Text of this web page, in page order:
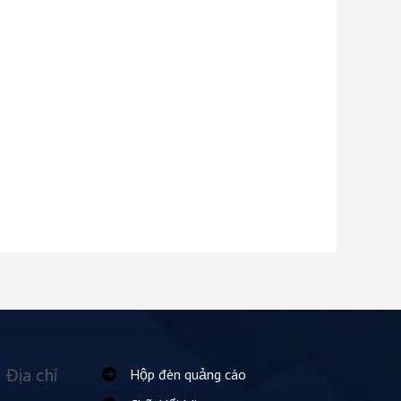
Địa chỉ
Hộp đèn quảng cáo